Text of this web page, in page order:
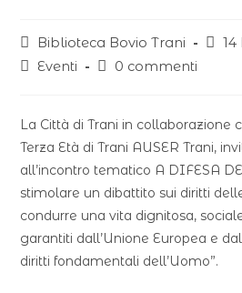
Biblioteca Bovio Trani
Eventi
0 commenti
La Città di Trani in collaborazione
Terza Età di Trani AUSER Trani,
all’incontro tematico A DIFESA
stimolare un dibattito sui diritti
condurre una vita dignitosa,
garantiti dall’Unione Europea e
diritti fondamentali dell’Uomo”.